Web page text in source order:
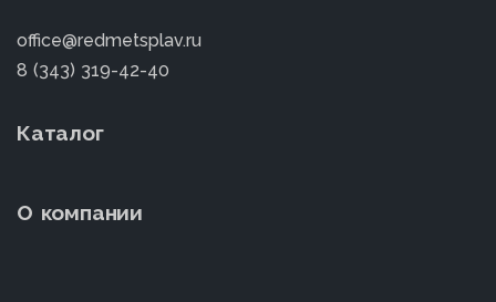
office@redmetsplav.ru
8 (343) 319-42-40
Каталог
О компании